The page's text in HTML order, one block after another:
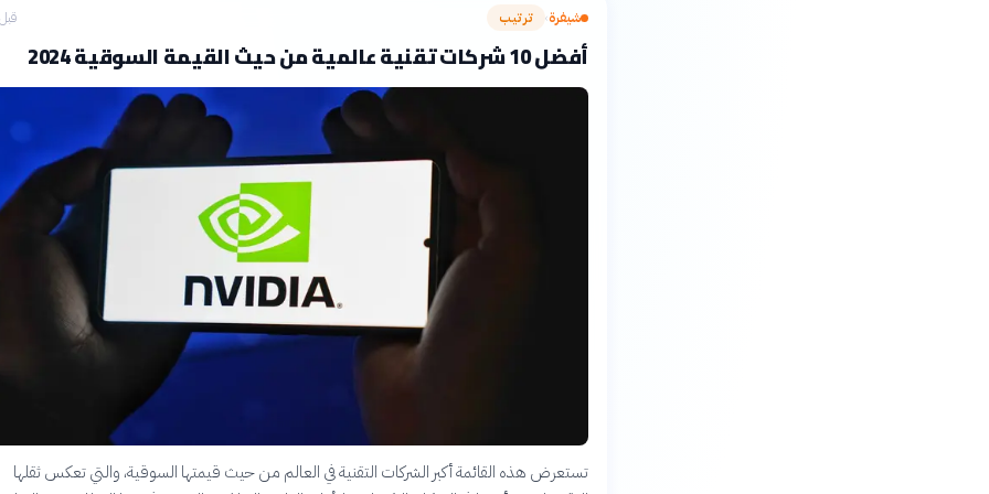
شيفرة› ترتيب قبل 9
أفضل 10 شركات تقنية عالمية من حيث القيمة السوقية 2024
تستعرض هذه القائمة أكبر الشركات التقنية في العالم من حيث قيمتها السوقية، والتي تعكس ثقلها